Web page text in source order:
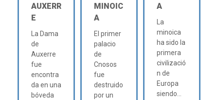
AUXERR
E
La Dama
de
Auxerre
fue
encontra
da en una
bóveda
MINOIC
A
El primer
palacio
de
Cnosos
fue
destruido
por un
A
La
minoica
ha sido la
primera
civilizació
n de
Europa
siendo...